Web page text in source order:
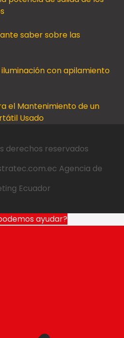
saber sobre las
con apilamiento
el Mantenimiento de un
Usado
derechos reservados
Agencia de
Ecuador
ayudar?